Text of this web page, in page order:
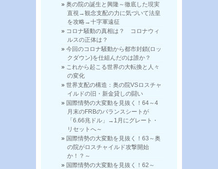
奥の院の誕生と興隆～徹底した現実
直視→観念支配の力に気づいて法皇
を攻略→十字軍遠征
コロナ騒動の真相は？ コロナウィ
ルスの正体は？
今回のコロナ騒動から都市封鎖(ロッ
クダウン)を仕組んだのは誰か？
これから起こる世界の大転換と人々
の変化
世界支配の構造：奥の院VSロスチャ
イルドの旧・新金貸しの闘い
国際情勢の大変動を見抜く！64～4
月末のFRBのバランスシートが
「6.66兆ドル」→1月にグレート・
リセットへ～
国際情勢の大変動を見抜く！63～奥
の院がロスチャイルド攻撃開始
か！？～
国際情勢の大変動を見抜く！62～